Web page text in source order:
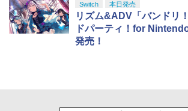
Switch 本日発売
リズム&ADV「バンドリ
ドパーティ！for
発売！